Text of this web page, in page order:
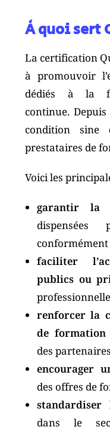
À quoi sert
La certification
à promouvoir
dédiés à la
continue.
condition
prestataires de
Voici les
garantir la
dispensées
faciliter
publics ou
renforcer la
de formation
des
encourager
des offres de
standardiser
dans le